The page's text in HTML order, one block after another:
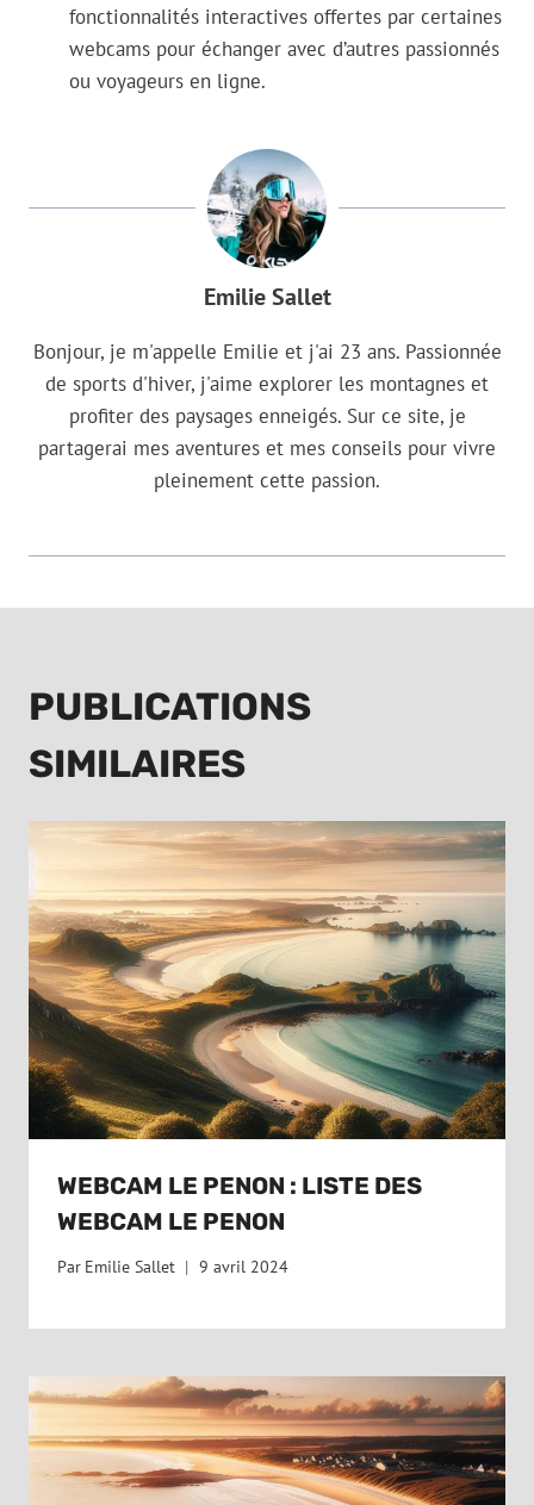
fonctionnalités interactives offertes par certaines
webcams pour échanger avec d’autres passionnés
ou voyageurs en ligne.
Emilie Sallet
Bonjour, je m'appelle Emilie et j'ai 23 ans. Passionnée
de sports d'hiver, j'aime explorer les montagnes et
profiter des paysages enneigés. Sur ce site, je
partagerai mes aventures et mes conseils pour vivre
pleinement cette passion.
PUBLICATIONS
SIMILAIRES
WEBCAM LE PENON : LISTE DES
WEBCAM LE PENON
Par Emilie Sallet 9 avril 2024